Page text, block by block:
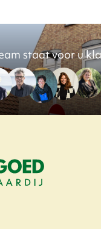
staat voor u